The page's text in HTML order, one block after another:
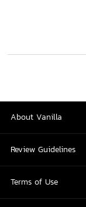
About Vanilla
Review Guidelines
Terms of Use